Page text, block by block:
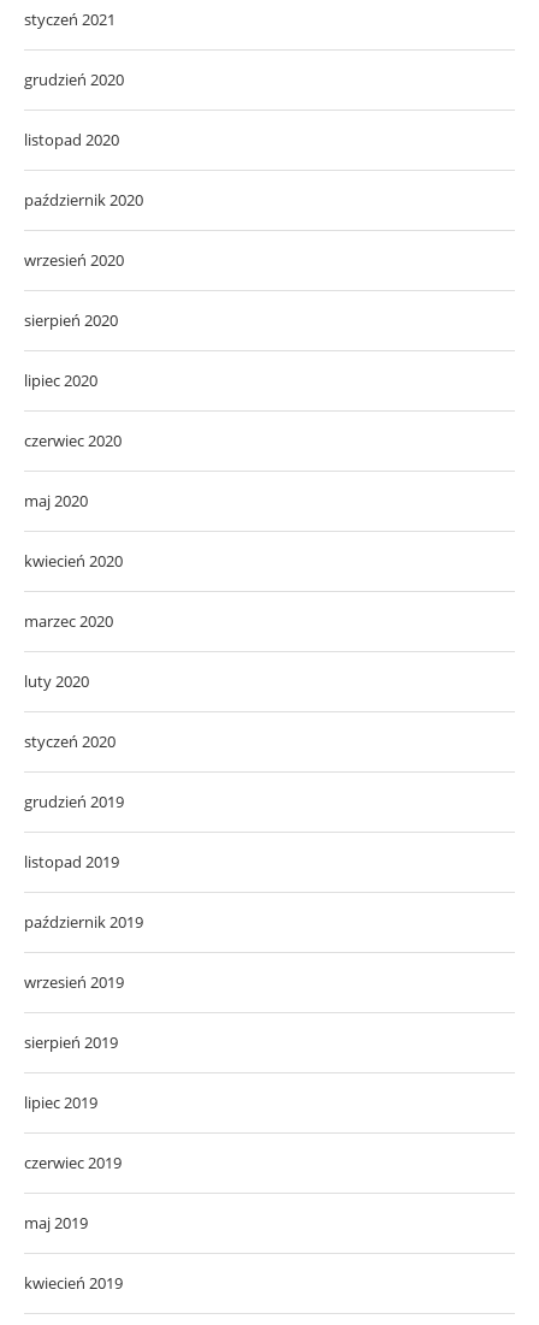
styczeń 2021
grudzień 2020
listopad 2020
październik 2020
wrzesień 2020
sierpień 2020
lipiec 2020
czerwiec 2020
maj 2020
kwiecień 2020
marzec 2020
luty 2020
styczeń 2020
grudzień 2019
listopad 2019
październik 2019
wrzesień 2019
sierpień 2019
lipiec 2019
czerwiec 2019
maj 2019
kwiecień 2019